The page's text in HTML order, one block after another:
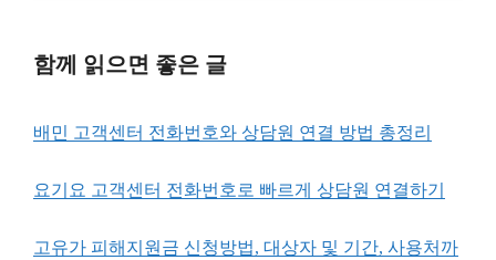
함께 읽으면 좋은 글
배민 고객센터 전화번호와 상담원 연결 방법 총정리
요기요 고객센터 전화번호로 빠르게 상담원 연결하기
고유가 피해지원금 신청방법, 대상자 및 기간, 사용처까